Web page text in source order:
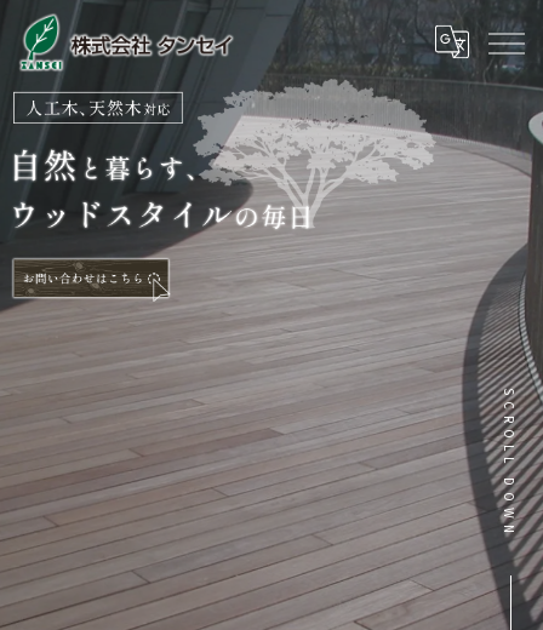
SCROLL DOWN